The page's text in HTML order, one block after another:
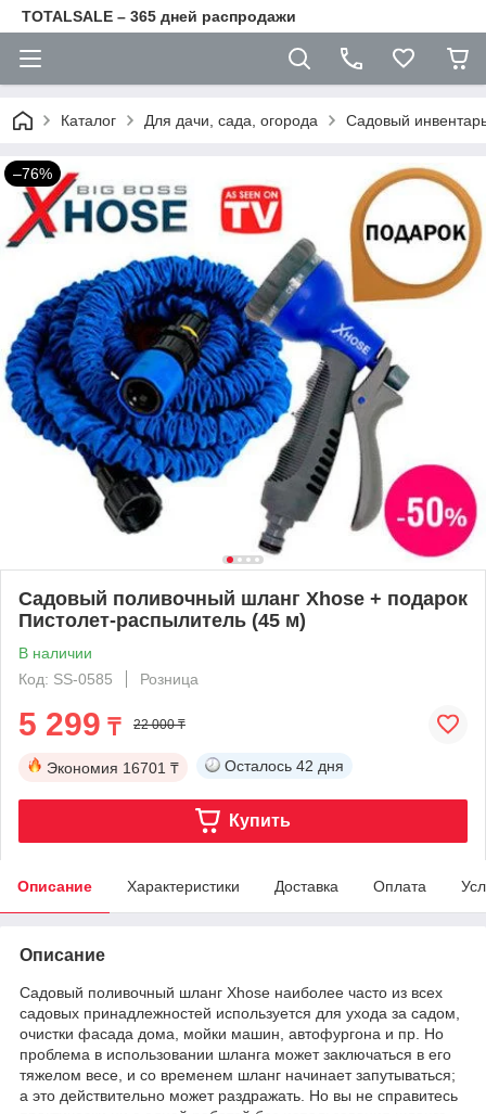
TOTALSALE – 365 дней распродажи
Каталог Для дачи, сада, огорода Садовый
–76%
Садовый поливочный шланг Xhose + подарок
Пистолет-распылитель (45 м)
В наличии
Код: SS-0585
Розница
5 299 ₸ 22 000 ₸
Экономия 16701 ₸ Осталось 42 дня
Купить
Описание Характеристики Доставка Оплата
Описание
Садовый поливочный шланг Xhose наиболее часто из всех
садовых принадлежностей используется для ухода за садом,
очистки фасада дома, мойки машин, автофургона и пр. Но
проблема в использовании шланга может заключаться в его
тяжелом весе, и со временем шланг начинает запутываться;
а это действительно может раздражать. Но вы не справитесь